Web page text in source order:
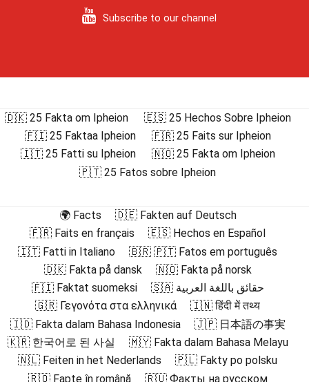
Subscribe to our channel
🇩🇰 25 Fakta om Ipheion
🇪🇸 25 Hechos Sobre Ipheion
🇫🇮 25 Faktaa Ipheion
🇫🇷 25 Faits sur Ipheion
🇮🇹 25 Fatti su Ipheion
🇳🇴 25 Fakta om Ipheion
🇵🇹 25 Fatos sobre Ipheion
🌍 Facts
🇩🇪 Fakten auf Deutsch
🇫🇷 Faits en français
🇪🇸 Hechos en Español
🇮🇹 Fatti in Italiano
🇧🇷 🇵🇹 Fatos em português
🇩🇰 Fakta på dansk
🇳🇴 Fakta på norsk
🇫🇮 Faktat suomeksi
🇸🇦 حقائق باللغة العربية
🇬🇷 Γεγονότα στα ελληνικά
🇮🇳 हिंदी में तथ्य
🇮🇩 Fakta dalam Bahasa Indonesia
🇯🇵 日本語の事実
🇰🇷 한국어로 된 사실
🇲🇾 Fakta dalam Bahasa Melayu
🇳🇱 Feiten in het Nederlands
🇵🇱 Fakty po polsku
🇷🇴 Fapte în română
🇷🇺 Факты на русском